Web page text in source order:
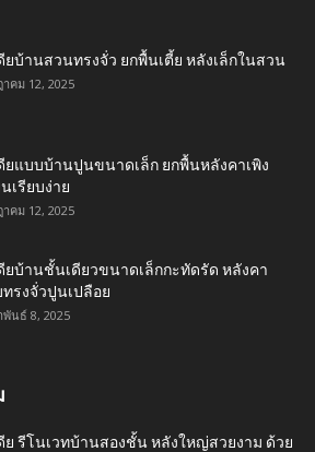
ยบ้านสวนทรงจั่ว ยกพื้นเตี้ย หลังเล็กในสวน
คม 12, 2025
ยแบบบ้านปูนขนาดเล็ก ยกพื้นหลังคาเพิง
เรียบง่าย
คม 12, 2025
ยบ้านชั้นเดียวขนาดเล็กกะทัดรัด หลังคา
รงจั่วปูนเปลือย
พันธ์ 8, 2025
ย รีโนเวทบ้านสองชั้น หลังใหญ่สวยงาม ด้วย